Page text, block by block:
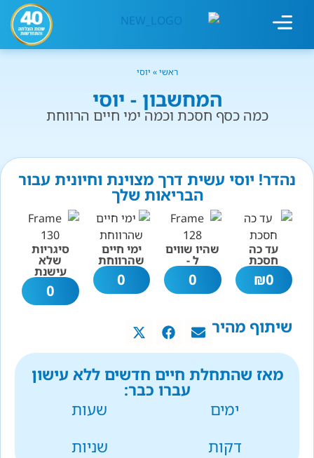
ראשי» יוסי
המחשבון - יוסי
כמה כסף חסכת וכמה ימי חיים הרווחת
נהדר! יוסי עשית דרך מצוינת וחיונית עבור
הבריאות שלך
עד כה
חסכת
0
₪
שהיו שווים
ל -
0
ימי חיים
שהרווחת
0
סיגריות
שלא
עישנת
0
שיתוף מהיר
מאז שהתחלת חיים חדשים ללא עישון
עברו כבר:
ימים
שעות
דקות
שניות